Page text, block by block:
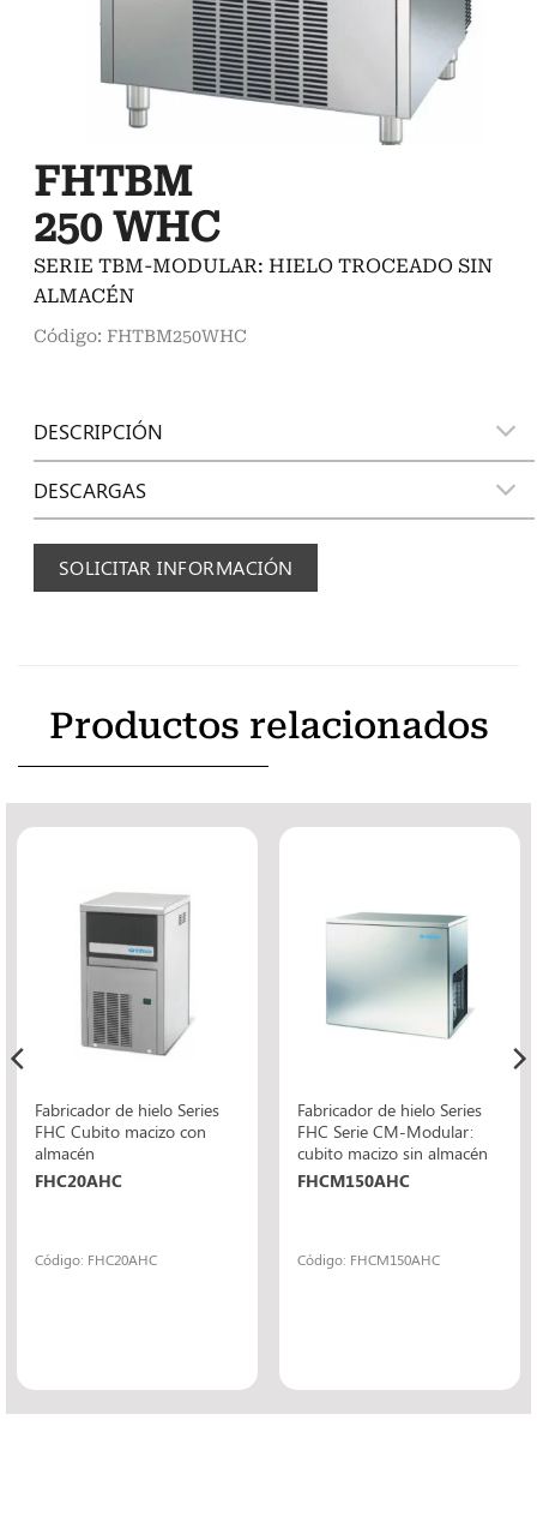
FHTBM
250 WHC
SERIE TBM-MODULAR: HIELO TROCEADO SIN
ALMACÉN
Código: FHTBM250WHC
DESCRIPCIÓN
DESCARGAS
SOLICITAR INFORMACIÓN
Productos relacionados
Fabricador de hielo Series
FHC Cubito macizo con
almacén
FHC20AHC
Código: FHC20AHC
Fabricador de hielo Series
FHC Serie CM-Modular:
cubito macizo sin almacén
FHCM150AHC
Código: FHCM150AHC